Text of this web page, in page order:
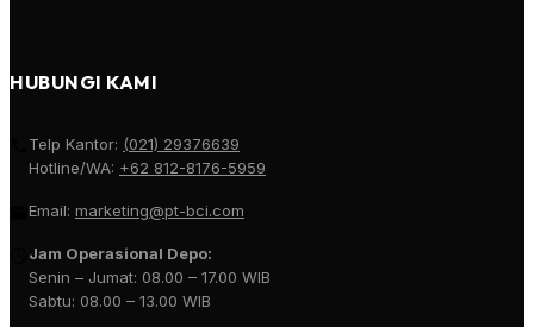
HUBUNGI KAMI
Telp Kantor: (021) 29376639
Hotline/WA: +62 812-8176-5959
Email: marketing@pt-bci.com
Jam Operasional Depo:
Senin – Jumat: 08.00 – 17.00 WIB
Sabtu: 08.00 – 13.00 WIB